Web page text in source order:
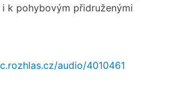
k pohybovým přidruženými
audio/4010461